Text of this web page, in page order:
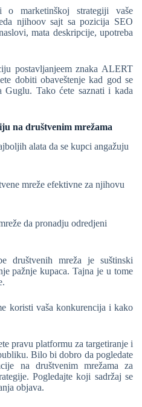
marketinškoj strategiji vaše
njihoov sajt sa pozicija SEO
mata deskripcije, upotreba
postavljanjeem znaka ALERT
dobiti obaveštenje kad god se
Tako ćete saznati i kada
na društvenim mrežama
alata da se kupci angažuju
mreže efektivne za njihovu
da pronadju odredjeni
društvenih mreža je suštinski
pažnje kupaca. Tajna je u tome
koristi vaša konkurencija i kako
pravu platformu za targetiranje i
Bilo bi dobro da pogledate
na društvenim mrežama za
Pogledajte koji sadržaj se
objava.